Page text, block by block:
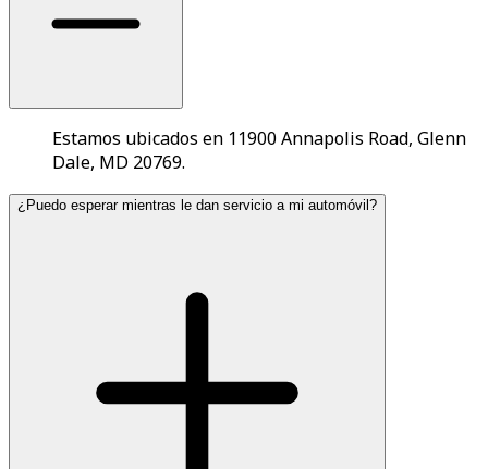
Estamos ubicados en 11900 Annapolis Road, Glenn
Dale, MD 20769.
¿Puedo esperar mientras le dan servicio a mi automóvil?